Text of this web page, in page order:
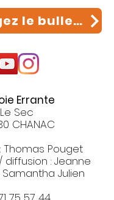
Téléchargez le bulletin d'adhésion à la compagnie
Errante
Le Sec
CHANAC
Thomas Pouget
diffusion : Jeanne
Julien